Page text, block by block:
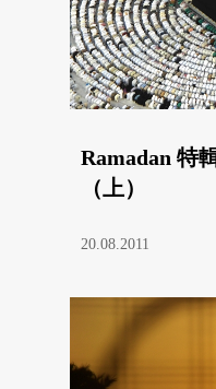
Ramadan 特
（上）
20.08.2011